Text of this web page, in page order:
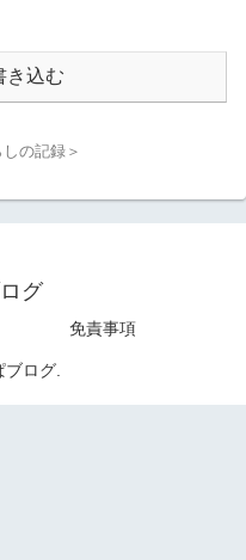
き込む
の記録＞
グ
免責事項
ログ.